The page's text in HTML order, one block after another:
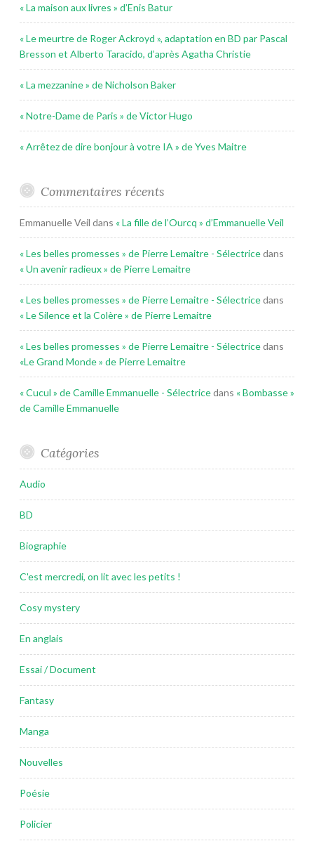
« La maison aux livres » d’Enis Batur
« Le meurtre de Roger Ackroyd », adaptation en BD par Pascal
Bresson et Alberto Taracido, d’après Agatha Christie
« La mezzanine » de Nicholson Baker
« Notre-Dame de Paris » de Victor Hugo
« Arrêtez de dire bonjour à votre IA » de Yves Maitre
Commentaires récents
Emmanuelle Veil dans « La fille de l’Ourcq » d’Emmanuelle Veil
« Les belles promesses » de Pierre Lemaitre - Sélectricedans
« Un avenir radieux » de Pierre Lemaitre
« Les belles promesses » de Pierre Lemaitre - Sélectricedans
« Le Silence et la Colère » de Pierre Lemaitre
« Les belles promesses » de Pierre Lemaitre - Sélectricedans
«Le Grand Monde » de Pierre Lemaitre
« Cucul » de Camille Emmanuelle - Sélectricedans « Bombasse »
de Camille Emmanuelle
Catégories
Audio
BD
Biographie
C'est mercredi, on lit avec les petits !
Cosy mystery
En anglais
Essai / Document
Fantasy
Manga
Nouvelles
Poésie
Policier